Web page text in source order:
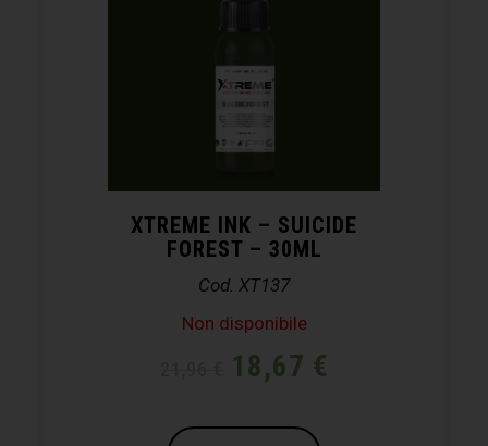
XTREME INK – SUICIDE
FOREST – 30ML
Cod. XT137
Non disponibile
18,67 €